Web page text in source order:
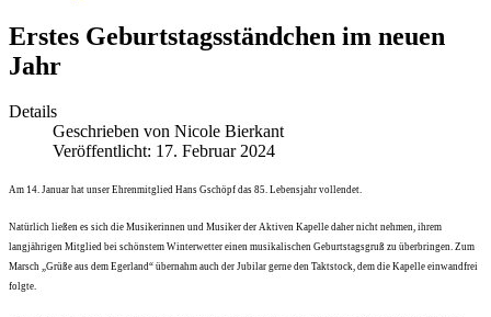
Erstes Geburtstagsständchen im neuen
Jahr
Details
Geschrieben von Nicole Bierkant
Veröffentlicht: 17. Februar 2024
Am 14. Januar hat unser Ehrenmitglied Hans Gschöpf das 85. Lebensjahr vollendet.
Natürlich ließen es sich die Musikerinnen und Musiker der Aktiven Kapelle daher nicht nehmen, ihrem
langjährigen Mitglied bei schönstem Winterwetter einen musikalischen Geburtstagsgruß zu überbringen. Zum
Marsch „Grüße aus dem Egerland“ übernahm auch der Jubilar gerne den Taktstock, dem die Kapelle einwandfrei
folgte.